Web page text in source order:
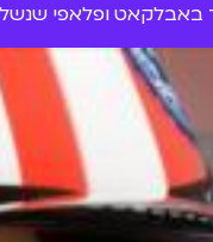
באבלקאט ופלאפי